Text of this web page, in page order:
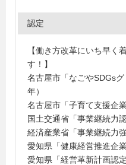
認定
【働き方改革にいち早く
す！】
名古屋市「なごやSDGs
年）
名古屋市「子育て支援企
国土交通省「事業継続力
経済産業省「事業継続力
愛知県「健康経営推進企
愛知県「経営革新計画認